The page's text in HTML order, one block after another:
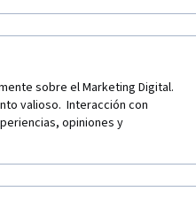
sobre el Marketing Digital.
valioso.  Interacción con
opiniones y